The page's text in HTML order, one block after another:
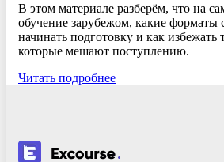
В этом материале разберём, что на
обучение зарубежом, какие форматы
начинать подготовку и как
которые мешают поступлению.
Читать подробнее